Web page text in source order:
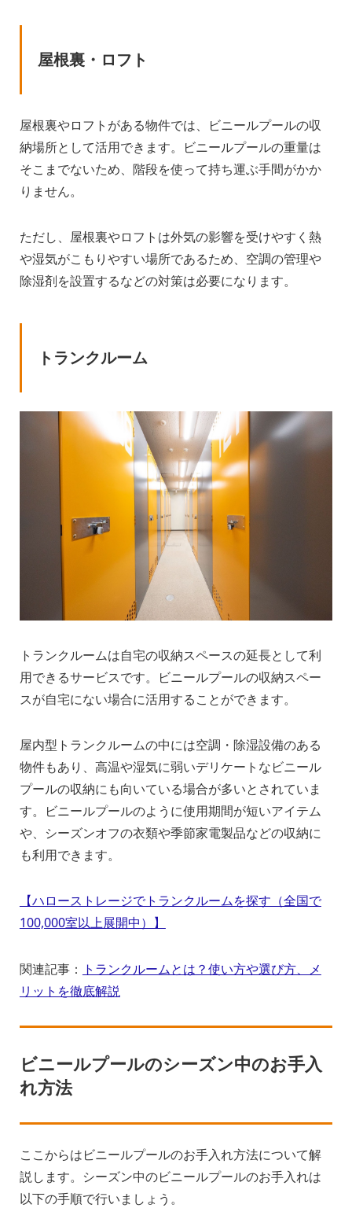
屋根裏・ロフト
屋根裏やロフトがある物件では、ビニールプールの収
納場所として活用できます。ビニールプールの重量は
そこまでないため、階段を使って持ち運ぶ手間がかか
りません。
ただし、屋根裏やロフトは外気の影響を受けやすく熱
や湿気がこもりやすい場所であるため、空調の管理や
除湿剤を設置するなどの対策は必要になります。
トランクルーム
トランクルームは自宅の収納スペースの延長として利
用できるサービスです。ビニールプールの収納スペー
スが自宅にない場合に活用することができます。
屋内型トランクルームの中には空調・除湿設備のある
物件もあり、高温や湿気に弱いデリケートなビニール
プールの収納にも向いている場合が多いとされていま
す。ビニールプールのように使用期間が短いアイテム
や、シーズンオフの衣類や季節家電製品などの収納に
も利用できます。
【ハローストレージでトランクルームを探す（全国で
100,000室以上展開中）】
関連記事： トランクルームとは？使い方や選び方、メ
リットを徹底解説
ビニールプールのシーズン中のお手入
れ方法
ここからはビニールプールのお手入れ方法について解
説します。シーズン中のビニールプールのお手入れは
以下の手順で行いましょう。